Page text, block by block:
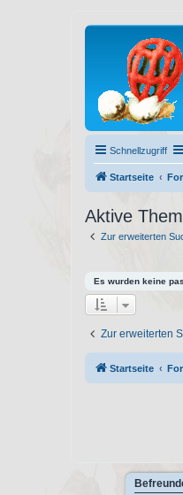
Schnellzugriff
Startseite
Aktive
Zur erweiterten
Es wurden keine
Zur erweiterten
Startseite